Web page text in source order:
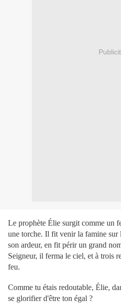
Le prophète Élie surgit comme un
une torche. Il fit venir la famine sur
son ardeur, en fit périr un grand
Seigneur, il ferma le ciel, et à trois
feu.
Comme tu étais redoutable, Élie,
se glorifier d'être ton égal ?